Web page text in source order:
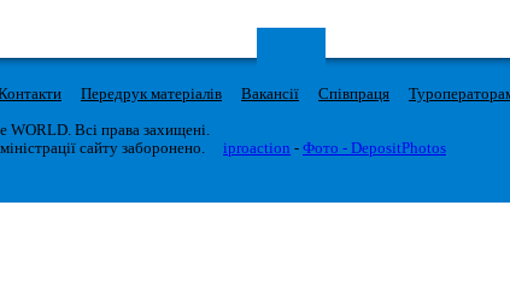
Передрук матеріалів Вакансії Співпраця
Всі права захищені.
сайту заборонено.
iproaction - Фото - DepositPhotos